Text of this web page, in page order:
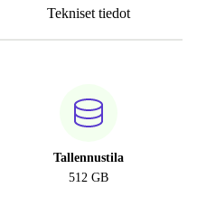
Tekniset tiedot
Tallennustila
512 GB